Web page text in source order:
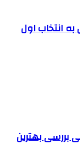
انتخاب اول
بررسی بهترین